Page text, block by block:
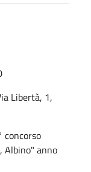
Libertà, 1,
concorso
Albino" anno